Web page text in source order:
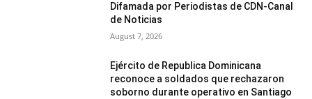
Difamada por Periodistas de CDN-Canal
de Noticias
August 7, 2026
Ejército de Republica Dominicana
reconoce a soldados que rechazaron
soborno durante operativo en Santiago